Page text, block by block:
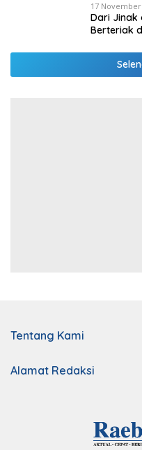
17 November
Dari Jinak
Berteriak
Tentang Kami
Alamat Redaksi